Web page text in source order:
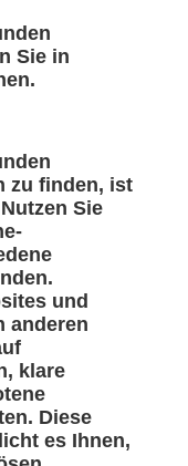
Sie in
zu finden, ist
Sie
und
anderen
klare
Diese
es Ihnen,